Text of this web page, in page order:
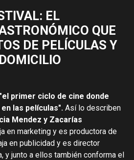
EL
QUE
DE PELÍCULAS Y
"el primer ciclo de cine donde
las películas". Así lo describen
Mendez y Zacarías
en marketing y es productora de
en publicidad y es director
y junto a ellos también conforma el